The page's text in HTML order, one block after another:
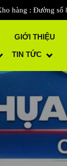
hàng : Đường số
GIỚI THIỆU
TIN TỨC